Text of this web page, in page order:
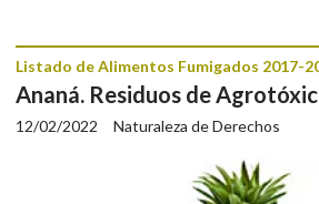
Ananá. Residuos de
Naturaleza de Derechos
Listado de Alimentos Fumigados 2017-
12/02/2022